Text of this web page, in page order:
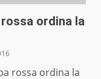
ordina la
rossa ordina la